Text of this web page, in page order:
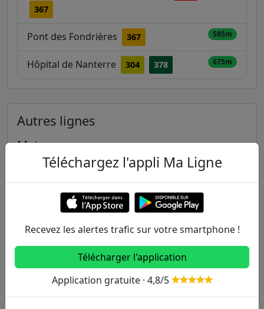
367
Pont des Fondrières 367 585m
Hôpital de Nanterre 304 378 675m
Autres lignes
Metro
3 3B
6 7 7B 8
Téléchargez l'appli Ma Ligne
Recevez les alertes trafic sur votre smartphone !
Télécharger l'application
Application gratuite · 4,8/5